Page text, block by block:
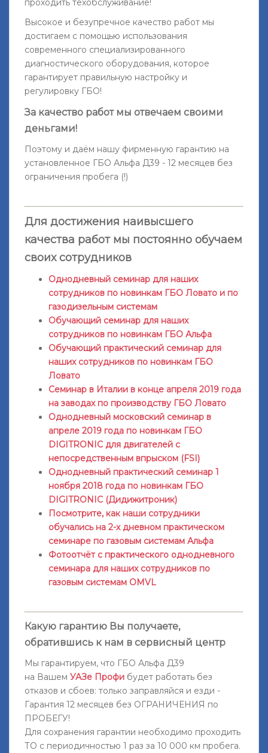
проходить техобслуживание!
Высокое и безупречное качество работ мы
достигаем с помощью использования
современного специализированного
диагностического оборудования, которое
гарантирует правильную настройку и
регулировку ГБО!
За качество работ мы отвечаем своими
деньгами!
Поэтому и даём нашу фирменную гарантию на
установленное ГБО Альфа Д39 - 12 месяцев без
ограничения пробега (!)
Для достижения наивысшего
качества работ мы постоянно обучаем
своих сотрудников
Однодневный семинар для наших
сотрудников по новинкам ГБО Ловато и по
газодизельным системам
Обучающий семинар для наших
сотрудников по новинкам ГБО Альфа
Обучающий практический семинар для
наших сотрудников по новинкам ГБО
Ловато
Семинар в Италии в конце апреля 2019 года
на заводах по производству ГБО Ловато
Однодневный московский семинар в
апреле 2019 года по новинкам ГБО
DIGITRONIC для двигателей с
непосредственным впрыском (FSI)
Однодневный практический семинар 1
ноября 2018 года по новинкам ГБО
DIGITRONIC (Дидижитроник)
Посмотрите, как наши сотрудники
обучались на 2-х дневном практическом
семинаре по газовым системам Альфа
Фотоотчёт с практического однодневного
семинара для наших сотрудников по
газовым системам OMVL
Какую гарантию Вы получаете,
обратившись к нам в сервисный центр
Мы гарантируем, что ГБО Альфа Д39
на Вашем УАЗе Профи будет работать без
отказов и сбоев: только заправляйся и езди -
Гарантия 12 месяцев без ОГРАНИЧЕНИЯ по
ПРОБЕГУ!
Для сохранения гарантии необходимо проходить
ТО с периодичностью 1 раз за 10 000 км пробега.